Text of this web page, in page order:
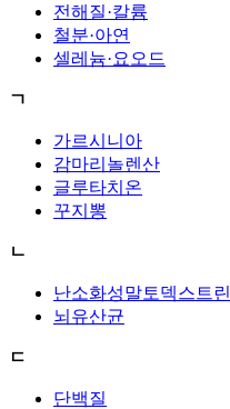
전해질·칼륨
철분·아연
셀레늄·요오드
ㄱ
가르시니아
감마리놀렌산
글루타치온
꾸지뽕
ㄴ
난소화성말토덱스트린
뇌유산균
ㄷ
단백질